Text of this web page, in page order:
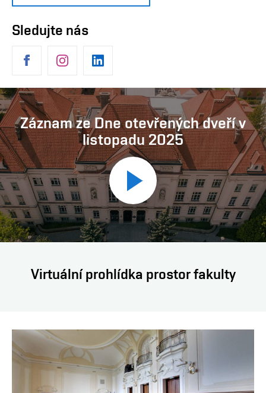
Sledujte nás
Záznam ze Dne otevřených dveří v
listopadu 2025
Přehrát
video
Virtuální prohlídka prostor fakulty